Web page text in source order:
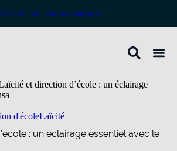
de l’adhésion anticipée
et direction d’école : un éclairage
d'écoleLaïcité
: un éclairage essentiel avec le